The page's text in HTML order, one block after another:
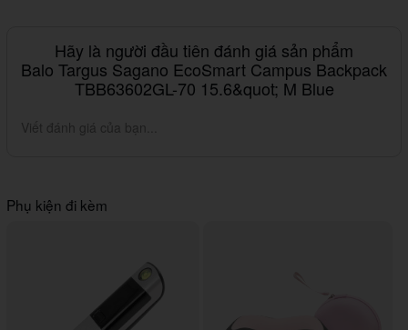
Hãy là người đầu tiên đánh giá sản phẩm
Balo Targus Sagano EcoSmart Campus Backpack
TBB63602GL-70 15.6&quot; M Blue
Viết đánh giá của bạn...
Phụ kiện đi kèm